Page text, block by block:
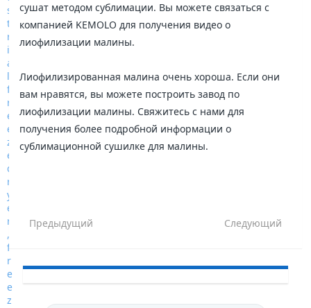
сушат методом сублимации. Вы можете связаться с
компанией KEMOLO для получения видео о
лиофилизации малины.
Лиофилизированная малина очень хороша. Если они
вам нравятся, вы можете построить завод по
лиофилизации малины. Свяжитесь с нами для
получения более подробной информации о
сублимационной сушилке для малины.
Предыдущий Следующий